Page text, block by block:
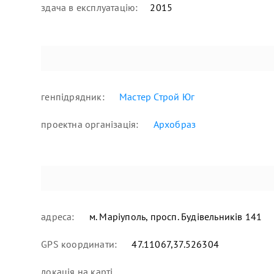
здача в експлуатацію: 2015
генпідрядник: Мастер Строй Юг
проектна організація: Архобраз
адреса: м. Маріуполь, просп. Будівельників 141
GPS координати: 47.11067,37.526304
локація на карті